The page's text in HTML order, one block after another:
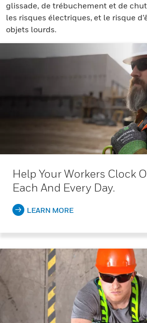
glissade, de trébuchement et de
les risques électriques, et le risque
objets lourds.
Help Your Workers Clock
Each And Every Day.
LEARN MORE